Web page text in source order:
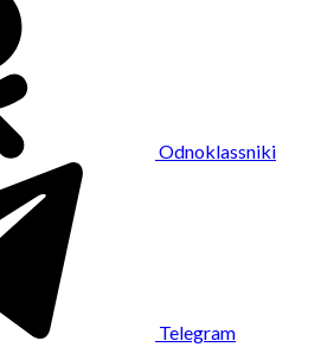
Odnoklassniki
Telegram